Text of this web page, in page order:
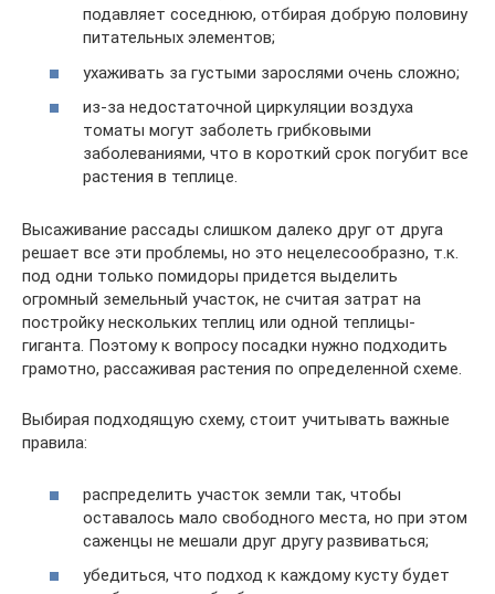
подавляет соседнюю, отбирая добрую половину
питательных элементов;
ухаживать за густыми зарослями очень сложно;
из-за недостаточной циркуляции воздуха
томаты могут заболеть грибковыми
заболеваниями, что в короткий срок погубит все
растения в теплице.
Высаживание рассады слишком далеко друг от друга
решает все эти проблемы, но это нецелесообразно, т.к.
под одни только помидоры придется выделить
огромный земельный участок, не считая затрат на
постройку нескольких теплиц или одной теплицы-
гиганта. Поэтому к вопросу посадки нужно подходить
грамотно, рассаживая растения по определенной схеме.
Выбирая подходящую схему, стоит учитывать важные
правила:
распределить участок земли так, чтобы
оставалось мало свободного места, но при этом
саженцы не мешали друг другу развиваться;
убедиться, что подход к каждому кусту будет